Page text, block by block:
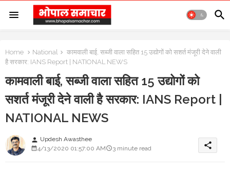
Home National
कामवाली बाई, सब्जी वाला सहित 15 उद्योगों को सशर्त मंजूरी देने वाली
है सरकार: IANS Report | NATIONAL NEWS
कामवाली बाई, सब्जी वाला सहित 15 उद्योगों को
सशर्त मंजूरी देने वाली है सरकार: IANS Report |
NATIONAL NEWS
person Updesh Awasthee
4/13/2020 01:57:00 AM
3 minute read share